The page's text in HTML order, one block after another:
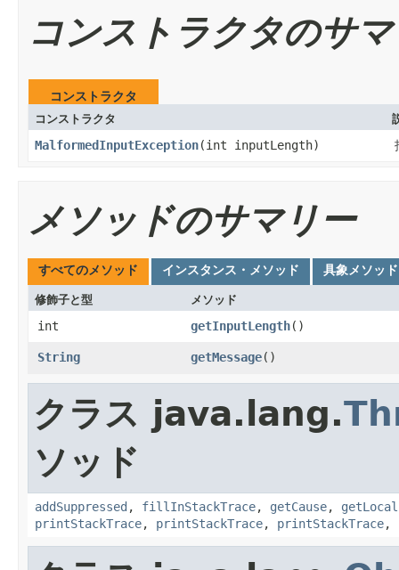
コンストラクタのサ
コンストラクタ
コンストラクタ
MalformedInputException​(int inputLength)
メソッドのサマリー
すべてのメソッド インスタンス・メソッド 具象メソッド
修飾子と型 メソッド
int getInputLength()
String getMessage()
クラス java.lang.
ソッド
addSuppressed , fillInStackTrace, getCause,
printStackTrace, printStackTrace, printStackTrace,